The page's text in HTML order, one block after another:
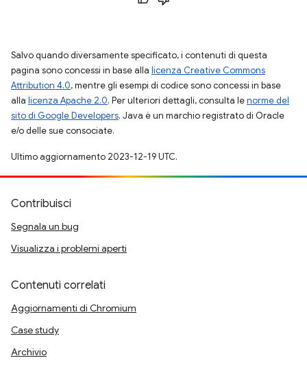
Salvo quando diversamente specificato, i contenuti di questa
pagina sono concessi in base alla licenza Creative Commons
Attribution 4.0, mentre gli esempi di codice sono concessi in base
alla licenza Apache 2.0. Per ulteriori dettagli, consulta lenorme del
sito di Google Developers. Java è un marchio registrato di Oracle
e/o delle sue consociate.
Ultimo aggiornamento 2023-12-19 UTC.
Contribuisci
Segnala un bug
Visualizza i problemi aperti
Contenuti correlati
Aggiornamenti di Chromium
Case study
Archivio